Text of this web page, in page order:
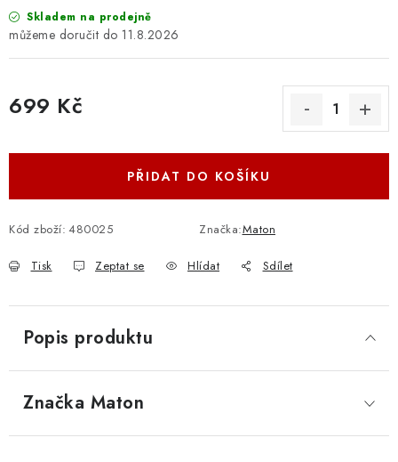
O E-SHOPU
OBCHODNÍ PODMÍNKY
ODSTOUPENÍ OD SMLOUVY
ZÁSADY ZPRACOVÁNÍ OSOBNÍCH ÚDAJŮ
KONTAKTY O E-SHOPU
BLOG
OBCHODNÍ PODMÍNKY
ODSTOUPENÍ OD SMLOUVY
Skladem na prodejně
11.8.2026
699 Kč
PŘIDAT DO KOŠÍKU
Kód zboží: 480025 Značka:Maton
Tisk Zeptat se Hlídat Sdílet
Popis produktu
Značka Maton